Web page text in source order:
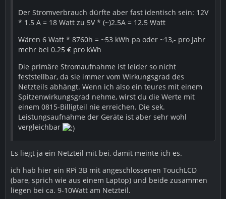
11. ioBroker installieren wie gehabt, indem Ihr
nacheinander folgende Befehle Ausführt (ohne sudo)...
Code
npm install iobroker --unsafe-perm
12. nach der Installation müssen wir den ioBroker
manuell starten mit
iobroker start
Der Stromverbrauch dürfte aber fast identisch sein: 12V
* 1.5 A = 18 Watt zu 5V * (~)2.5A = 12.5 Watt
Wären 6 Watt * 8760h = ~53 kWh pa oder ~13,- pro Jahr
mehr bei 0.25 € pro kWh
Die primäre Stromaufnahme ist leider so nicht
feststellbar, da sie immer vom Wirkungsgrad des
Netzteils abhängt. Wenn ich also ein teures mit einem
Spitzenwirkungsgrad nehme, wirst du die Werte mit
einem 0815-Billigteil nie erreichen. Die sek.
Leistungsaufnahme der Geräte ist aber sehr wohl
vergleichbar
Es liegt ja ein Netzteil mit bei, damit meinte ich es.
ich hab hier ein RPi 3B mit angeschlossenen TouchLCD
(bare, sprich wie aus einem Laptop) und beide zusammen
liegen bei ca. 9-10Watt am Netzteil.